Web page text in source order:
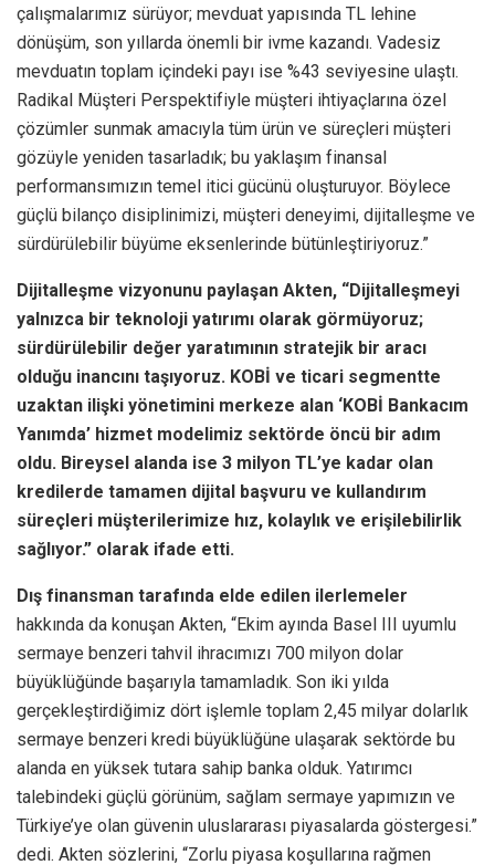
çalışmalarımız sürüyor; mevduat yapısında TL lehine
dönüşüm, son yıllarda önemli bir ivme kazandı. Vadesiz
mevduatın toplam içindeki payı ise %43 seviyesine ulaştı.
Radikal Müşteri Perspektifiyle müşteri ihtiyaçlarına özel
çözümler sunmak amacıyla tüm ürün ve süreçleri müşteri
gözüyle yeniden tasarladık; bu yaklaşım finansal
performansımızın temel itici gücünü oluşturuyor. Böylece
güçlü bilanço disiplinimizi, müşteri deneyimi, dijitalleşme ve
sürdürülebilir büyüme eksenlerinde bütünleştiriyoruz.”
Dijitalleşme vizyonunu paylaşan Akten, “Dijitalleşmeyi
yalnızca bir teknoloji yatırımı olarak görmüyoruz;
sürdürülebilir değer yaratımının stratejik bir aracı
olduğu inancını taşıyoruz. KOBİ ve ticari segmentte
uzaktan ilişki yönetimini merkeze alan ‘KOBİ Bankacım
Yanımda’ hizmet modelimiz sektörde öncü bir adım
oldu. Bireysel alanda ise 3 milyon TL’ye kadar olan
kredilerde tamamen dijital başvuru ve kullandırım
süreçleri müşterilerimize hız, kolaylık ve erişilebilirlik
sağlıyor.” olarak ifade etti.
Dış finansman tarafında elde edilen ilerlemeler
hakkında da konuşan Akten, “Ekim ayında Basel III uyumlu
sermaye benzeri tahvil ihracımızı 700 milyon dolar
büyüklüğünde başarıyla tamamladık. Son iki yılda
gerçekleştirdiğimiz dört işlemle toplam 2,45 milyar dolarlık
sermaye benzeri kredi büyüklüğüne ulaşarak sektörde bu
alanda en yüksek tutara sahip banka olduk. Yatırımcı
talebindeki güçlü görünüm, sağlam sermaye yapımızın ve
Türkiye’ye olan güvenin uluslararası piyasalarda göstergesi.”
dedi. Akten sözlerini, “Zorlu piyasa koşullarına rağmen